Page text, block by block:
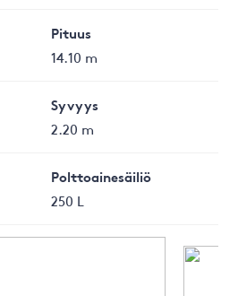
Pituus
14.10 m
Syvyys
2.20 m
Polttoainesäiliö
250 L